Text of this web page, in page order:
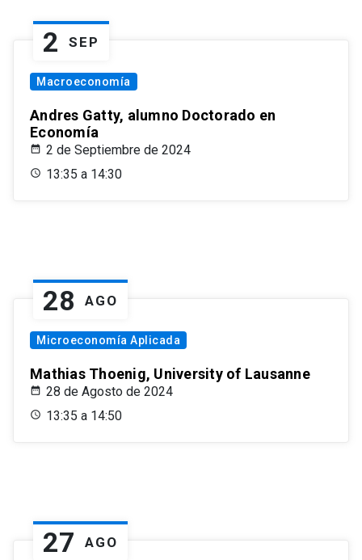
2 SEP
Macroeconomía
Andres Gatty, alumno Doctorado en
Economía
2 de Septiembre de 2024
13:35 a 14:30
28 AGO
Microeconomía Aplicada
Mathias Thoenig, University of Lausanne
28 de Agosto de 2024
13:35 a 14:50
27 AGO